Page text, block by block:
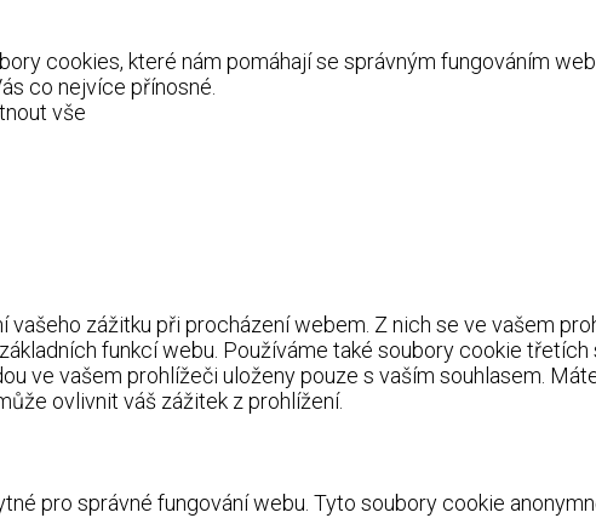
cookies, které nám pomáhají se správným fungováním
co nejvíce přínosné.
vše
zážitku při procházení webem. Z nich se ve vašem
funkcí webu. Používáme také soubory cookie
ve vašem prohlížeči uloženy pouze s vaším souhlasem.
ovlivnit váš zážitek z prohlížení.
pro správné fungování webu. Tyto soubory cookie